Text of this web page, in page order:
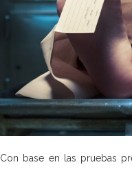
Con base en las pruebas